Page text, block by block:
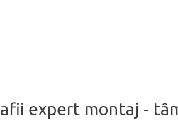
expert montaj -